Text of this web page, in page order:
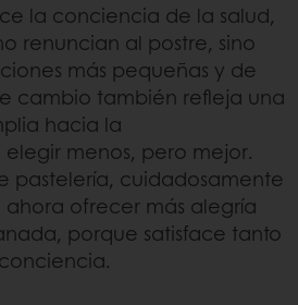
la conciencia de la salud,
renuncian al postre, sino
más pequeñas y de
cambio también refleja una
hacia la
elegir menos, pero mejor.
pastelería, cuidadosamente
ofrecer más alegría
porque satisface tanto